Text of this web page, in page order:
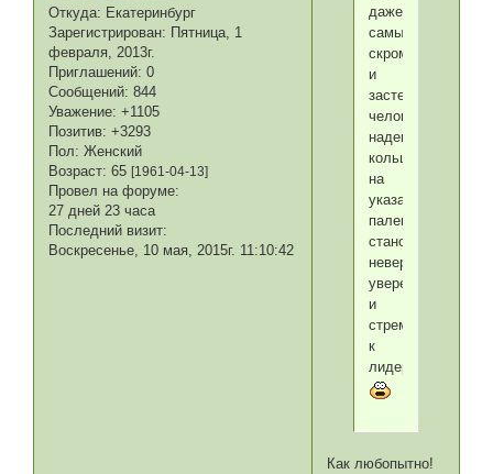
Откуда: Екатеринбург
Зарегистрирован: Пятница, 1
февраля, 2013г.
Приглашений: 0
Сообщений: 844
Уважение: +1105
Позитив: +3293
Пол: Женский
Возраст: 65[1961-04-13]
Провел на форуме:
27 дней 23 часа
Последний визит:
Воскресенье, 10 мая, 2015г. 11:10:42
даже
самый
скромный
и
застенчивый
человек,
надевая
кольцо
на
указательный
палец,
становится
невероятно
уверенным
и
стремится
к
лидерству.
Как любопытно!